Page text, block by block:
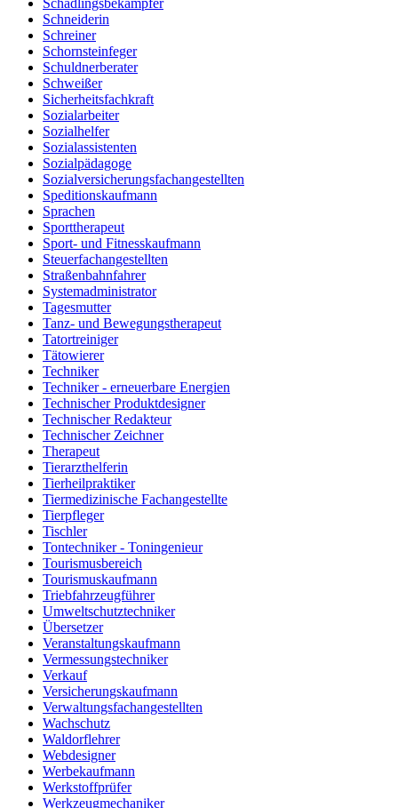
Schneiderin
Schreiner
Schornsteinfeger
Schuldnerberater
Schweißer
Sicherheitsfachkraft
Sozialarbeiter
Sozialhelfer
Sozialassistenten
Sozialpädagoge
Sozialversicherungsfachangestellten
Speditionskaufmann
Sprachen
Sporttherapeut
Sport- und Fitnesskaufmann
Steuerfachangestellten
Straßenbahnfahrer
Systemadministrator
Tagesmutter
Tanz- und Bewegungstherapeut
Tatortreiniger
Tätowierer
Techniker
Techniker - erneuerbare Energien
Technischer Produktdesigner
Technischer Redakteur
Technischer Zeichner
Therapeut
Tierarzthelferin
Tierheilpraktiker
Tiermedizinische Fachangestellte
Tierpfleger
Tischler
Tontechniker - Toningenieur
Tourismusbereich
Tourismuskaufmann
Triebfahrzeugführer
Umweltschutztechniker
Übersetzer
Veranstaltungskaufmann
Vermessungstechniker
Verkauf
Versicherungskaufmann
Verwaltungsfachangestellten
Wachschutz
Waldorflehrer
Webdesigner
Werbekaufmann
Werkstoffprüfer
Werkzeugmechaniker